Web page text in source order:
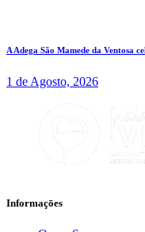
A Adega São Mamede da Ventosa
1 de Agosto, 2026
Informaçōes